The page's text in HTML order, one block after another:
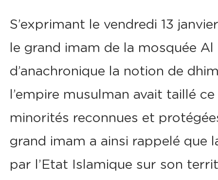
S’exprimant le vendredi 13
le grand imam de la mosquée
d’anachronique la notion de
l’empire musulman avait taillé
minorités reconnues et
grand imam a ainsi rappelé que
par l’Etat Islamique sur son